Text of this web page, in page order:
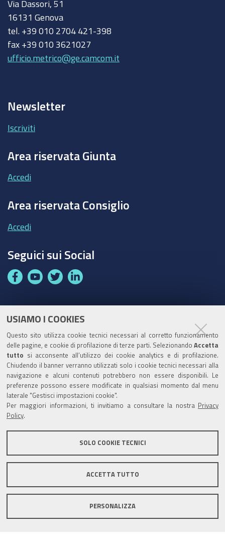
USIAMO I COOKIES
Questo sito utilizza cookie tecnici necessari al corretto funzionamento
delle pagine, e cookie di profilazione di terze parti. Selezionando Accetta
tutto si acconsente all’utilizzo dei cookie analytics e di profilazione.
Chiudendo il banner verranno utilizzati solo i cookie tecnici necessari alla
navigazione e alcuni contenuti potrebbero non essere disponibili. Le
preferenze possono essere modificate in qualsiasi momento dal menu
laterale "Gestisci impostazioni cookie".
Per maggiori informazioni, ti invitiamo a consultare la nostra
Privacy
Policy
SOLO COOKIE TECNICI
ACCETTA TUTTO
PERSONALIZZA
Via Dassori, 51
16131 Genova
tel. +39 010 2704 421-398
fax +39 010 3621027
ufficio.metrico@ge.camcom.it
Newsletter
Iscriviti
Area riservata Giunta
Accedi
Area riservata Consiglio
Accedi
Seguici sui Social
F
e
o
o
k
Y
t
b
e
T
t
e
r
L
k
d
I
n
Codice Univoco Ufficio:UF1SDE
I soggetti privati potranno effettuare i pagamenti
tramite PagoPA con Modalità diretta o con Avviso di
pagamento al seguente linkPaga con PagoPA
Codice IBAN per le pubbliche amministrazioni
Banca D’Italia: IT96Z0100004306TU0000007079
Mappa del sito Privacy policy
Note legali
Area riservata Credits